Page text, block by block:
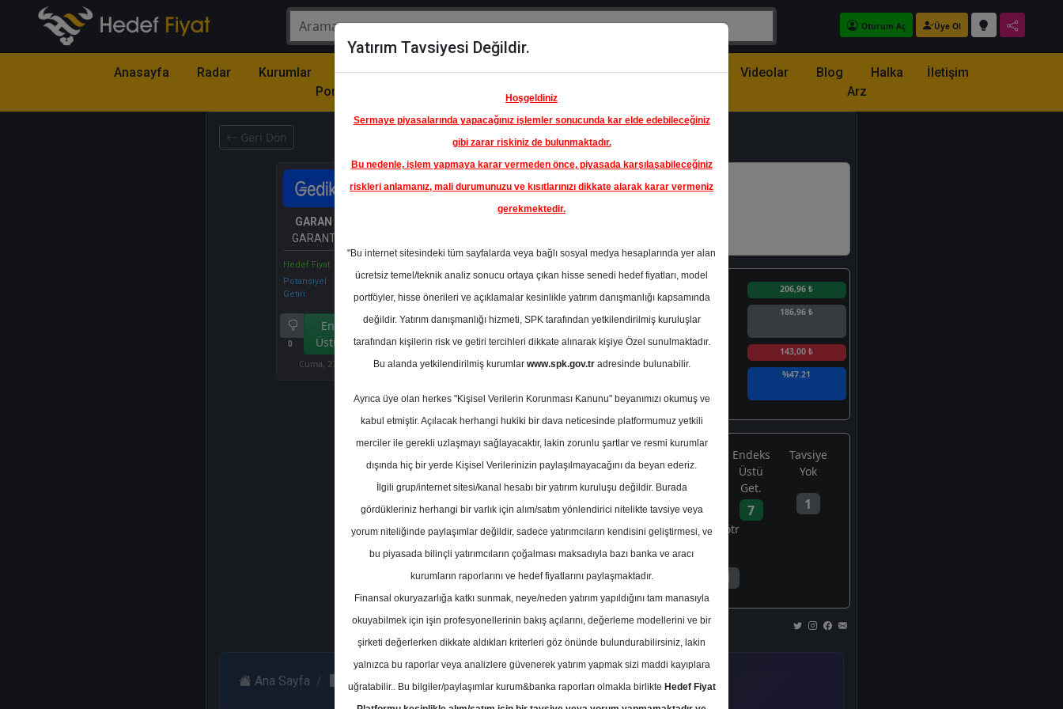
Oturum Aç Üye Ol
Anasayfa Radar Kurumlar
Model
Portföy
Hisse
Öne
Çıkanlar
Raporlar Partnerlerimiz Videolar Blog
Halka
Arz
İletişim
Geri Dön
GARAN
GARANTİ BANKASI
A.Ş.
Hedef Fiyat
Potansiyel
Getiri
%0.00
0
Endeks
Üstü Get.
0
Cuma, 27 Ekim 2023
En Yüksek Tahmin 206,96 ₺
Ortalama Fiyat
Tahmini
186,96 ₺
143,00 ₺
Potansiyeli
%47.21
Kurum Sayısı
21
11 1
Endeks
Üstü
Get.
7
Tavsiye
Yok
1
Nötr
1
Cuma, 27 Ekim 2023
Ana Sayfa Gedik Yatırım GARAN Hedef Fiyat
Yatırım Tavsiyesi Değildir.
Hoşgeldiniz
Sermaye piyasalarında yapacağınız işlemler sonucunda kar elde edebileceğiniz
gibi zarar riskiniz de bulunmaktadır.
Bu nedenle, işlem yapmaya karar vermeden önce, piyasada karşılaşabileceğiniz
riskleri anlamanız, mali durumunuzu ve kısıtlarınızı dikkate alarak karar vermeniz
gerekmektedir.
"Bu internet sitesindeki tüm sayfalarda veya bağlı sosyal medya hesaplarında yer alan
ücretsiz temel/teknik analiz sonucu ortaya çıkan hisse senedi hedef fiyatları, model
portföyler, hisse önerileri ve açıklamalar kesinlikle yatırım danışmanlığı kapsamında
değildir. Yatırım danışmanlığı hizmeti, SPK tarafından yetkilendirilmiş kuruluşlar
tarafından kişilerin risk ve getiri tercihleri dikkate alınarak kişiye Özel sunulmaktadır.
Bu alanda yetkilendirilmiş kurumlar www.spk.gov.tradresinde bulunabilir.
Ayrıca üye olan herkes "Kişisel Verilerin Korunması Kanunu" beyanımızı okumuş ve
kabul etmiştir. Açılacak herhangi hukiki bir dava neticesinde platformumuz yetkili
merciler ile gerekli uzlaşmayı sağlayacaktır, lakin zorunlu şartlar ve resmi kurumlar
dışında hiç bir yerde Kişisel Verilerinizin paylaşılmayacağını da beyan ederiz.
İlgili grup/internet sitesi/kanal hesabı bir yatırım kuruluşu değildir. Burada
gördükleriniz herhangi bir varlık için alım/satım yönlendirici nitelikte tavsiye veya
yorum niteliğinde paylaşımlar değildir, sadece yatırımcıların kendisini geliştirmesi, ve
bu piyasada bilinçli yatırımcıların çoğalması maksadıyla bazı banka ve aracı
kurumların raporlarını ve hedef fiyatlarını paylaşmaktadır.
Finansal okuryazarlığa katkı sunmak, neye/neden yatırım yapıldığını tam manasıyla
okuyabilmek için işin profesyonellerinin bakış açılarını, değerleme modellerini ve bir
şirketi değerlerken dikkate aldıkları kriterleri göz önünde bulundurabilirsiniz, lakin
yalnızca bu raporlar veya analizlere güvenerek yatırım yapmak sizi maddi kayıplara
uğratabilir.. Bu bilgiler/paylaşımlar kurum&banka raporları olmakla birlikte Hedef Fiyat